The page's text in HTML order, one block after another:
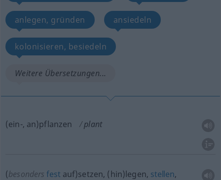
anlegen, gründen ansiedeln
kolonisieren, besiedeln
Weitere Übersetzungen...
(ein-, an)pflanzen plant
(besonders fest auf)setzen, (hin)legen, stellen,